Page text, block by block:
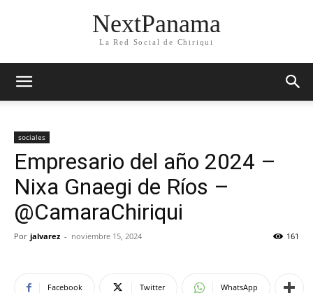
NextPanama
La Red Social de Chiriqui
sociales
Empresario del año 2024 –
Nixa Gnaegi de Ríos –
@CamaraChiriqui
Por jalvarez - noviembre 15, 2024 161
Facebook Twitter WhatsApp